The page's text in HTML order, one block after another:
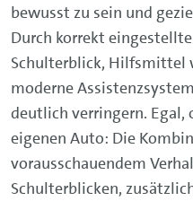
bewusst zu sein und
Durch korrekt
Schulterblick, Hilfsmittel
moderne
deutlich verringern. Egal,
eigenen Auto: Die
vorausschauendem
Schulterblicken,